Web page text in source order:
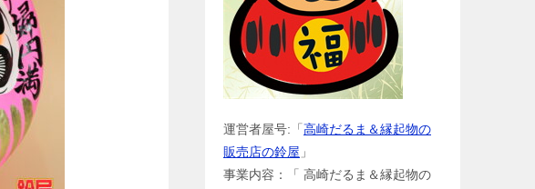
運営者屋号:「 高崎だるま＆縁起物の
販売店の鈴屋 」
事業内容：「 高崎だるま＆縁起物の